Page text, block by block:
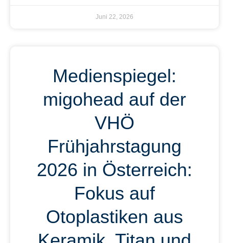
Juni 22, 2026
Medienspiegel:
migohead auf der
VHÖ
Frühjahrstagung
2026 in Österreich:
Fokus auf
Otoplastiken aus